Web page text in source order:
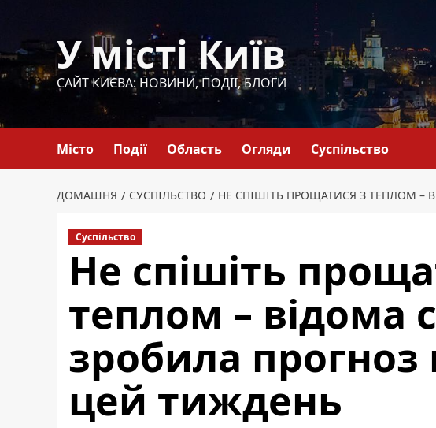
вмісту
У місті Київ
САЙТ КИЄВА: НОВИНИ, ПОДІЇ, БЛОГИ
Місто Події Область Огляди Суспільство
ДОМАШНЯ СУСПІЛЬСТВО НЕ СПІШІТЬ ПРОЩАТИСЯ З ТЕПЛОМ
Суспільство
Не спішіть
теплом – відома
зробила прогноз
цей тиждень